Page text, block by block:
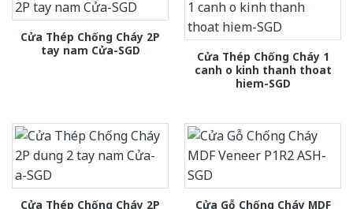
Cửa Thép Chống Cháy 2P
tay nam Cửa-SGD
Cửa Thép Chống Cháy 1
canh o kinh thanh thoat
hiem-SGD
Cửa Thép Chống Cháy 2P
Cửa Gỗ Chống Cháy MDF